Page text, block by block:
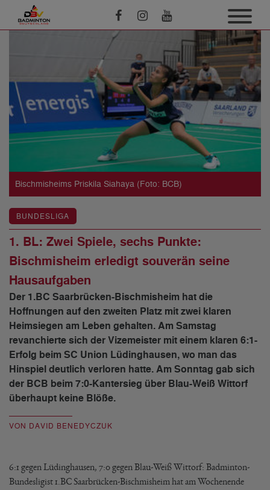
Bischmisheims Priskila Siahaya (Foto: BCB)
BUNDESLIGA
1. BL: Zwei Spiele, sechs Punkte:
Bischmisheim erledigt souverän seine
Hausaufgaben
Der 1.BC Saarbrücken-Bischmisheim hat die
Hoffnungen auf den zweiten Platz mit zwei klaren
Heimsiegen am Leben gehalten. Am Samstag
revanchierte sich der Vizemeister mit einem klaren 6:1-
Erfolg beim SC Union Lüdinghausen, wo man das
Hinspiel deutlich verloren hatte. Am Sonntag gab sich
der BCB beim 7:0-Kantersieg über Blau-Weiß Wittorf
überhaupt keine Blöße.
VON DAVID BENEDYCZUK
6:1 gegen Lüdinghausen, 7:0 gegen Blau-Weiß Wittorf: Badminton-
Bundesligist 1.BC Saarbrücken-Bischmisheim hat am Wochenende